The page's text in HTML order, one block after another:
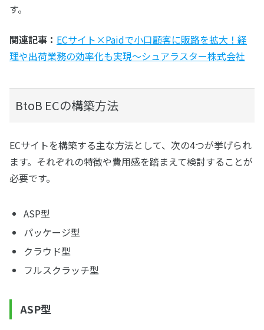
す。
関連記事： ECサイト×Paidで小口顧客に販路を拡大！経
理や出荷業務の効率化も実現～シュアラスター株式会社
BtoB ECの構築方法
ECサイトを構築する主な方法として、次の4つが挙げられ
ます。それぞれの特徴や費用感を踏まえて検討することが
必要です。
ASP型
パッケージ型
クラウド型
フルスクラッチ型
ASP型